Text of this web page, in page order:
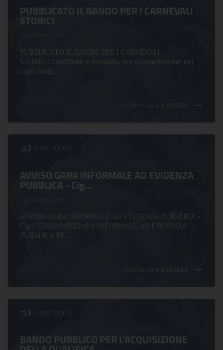
PUBBLICATO IL BANDO PER I CARNEVALI
STORICI
PUBBLICATO IL BANDO PER I CARNEVALI
STORICICondizioni e modalità per la concessione dei
contribuiti....
CONTINUA A LEGGERE
COMUNICATO
AVVISO GARA INFORMALE AD EVIDENZA
PUBBLICA - Cig...
AVVISO GARA INFORMALE AD EVIDENZA PUBBLICA -
Cig : Z51160342BGARA INFORMALE AD EVIDENZA
PUBBLICA PE...
CONTINUA A LEGGERE
COMUNICATO
BANDO PUBBLICO PER L'ACQUISIZIONE